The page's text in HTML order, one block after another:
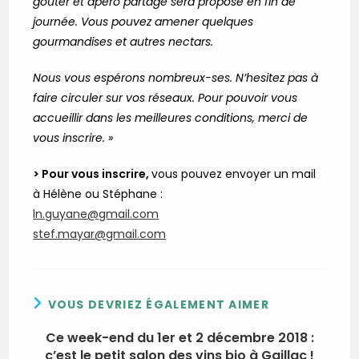
journée. Vous pouvez amener quelques
gourmandises et autres nectars.
Nous vous espérons nombreux-ses. N’hesitez pas à
faire circuler sur vos réseaux. Pour pouvoir vous
accueillir dans les meilleures conditions, merci de
vous inscrire. »
> Pour vous inscrire,vous pouvez envoyer un mail
à Hélène ou Stéphane :
ln.guyane@gmail.com
stef.mayar@gmail.com
VOUS DEVRIEZ ÉGALEMENT AIMER
Ce week-end du 1er et 2 décembre 2018 :